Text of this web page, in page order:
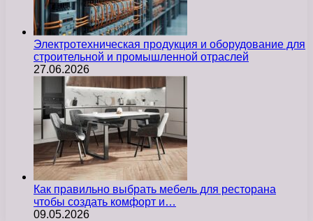
Электротехническая продукция и оборудование для
строительной и промышленной отраслей
27.06.2026
Как правильно выбрать мебель для ресторана
чтобы создать комфорт и…
09.05.2026